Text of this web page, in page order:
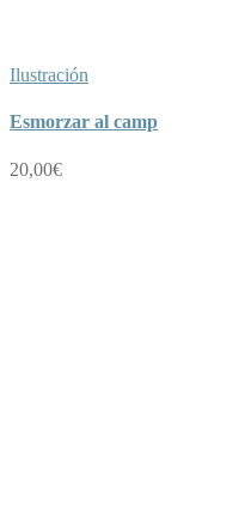
Ilustración
Esmorzar al camp
20,00€